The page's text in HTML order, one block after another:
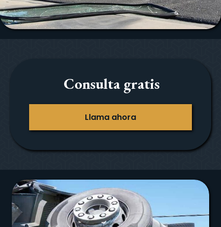
Consulta gratis
Llama ahora